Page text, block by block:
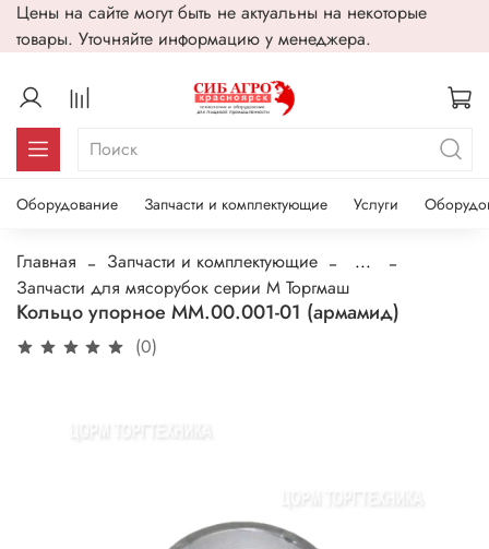
Цены на сайте могут быть не актуальны на некоторые
товары. Уточняйте информацию у менеджера.
Оборудование Запчасти и комплектующие Услуги
Главная Запчасти и комплектующие
...
Запчасти для мясорубок серии М Торгмаш
Кольцо упорное ММ.00.001-01 (армамид)
(0)